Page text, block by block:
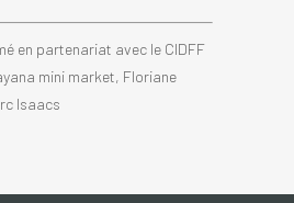
en partenariat avec le CIDFF
mini market, Floriane
Isaacs